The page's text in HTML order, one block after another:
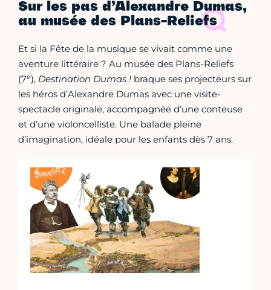
Sur les pas d’Alexandre Dumas,
au musée des Plans-Reliefs
Et si la Fête de la musique se vivait comme une
aventure littéraire ? Au musée des Plans-Reliefs
(7e), Destination Dumas ! braque ses projecteurs sur
les héros d’Alexandre Dumas avec une visite-
spectacle originale, accompagnée d’une conteuse
et d’une violoncelliste. Une balade pleine
d’imagination, idéale pour les enfants dès 7 ans.